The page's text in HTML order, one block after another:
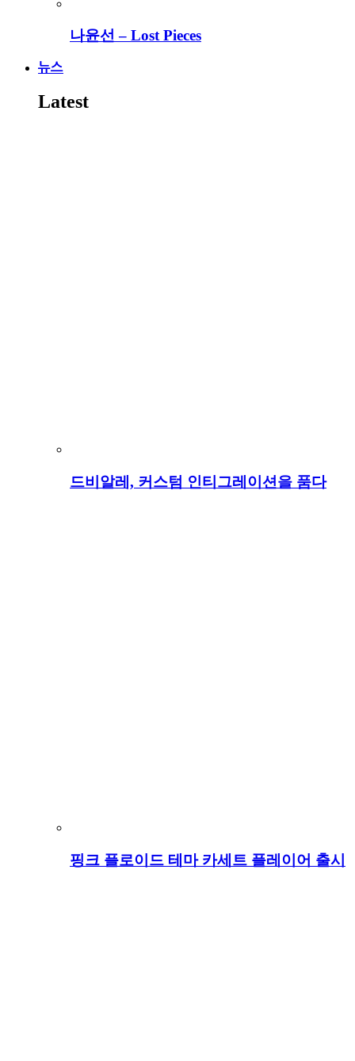
나윤선 – Lost Pieces
뉴스
Latest
드비알레, 커스텀 인티그레이션을 품다
핑크 플로이드 테마 카세트 플레이어 출시